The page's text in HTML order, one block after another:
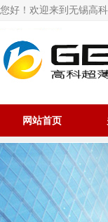
您好！欢迎来到无锡高
网站首页